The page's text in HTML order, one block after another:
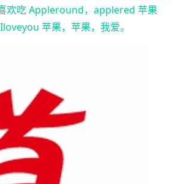
欢吃 Appleround，applered 苹果
苹果，苹果，我爱。